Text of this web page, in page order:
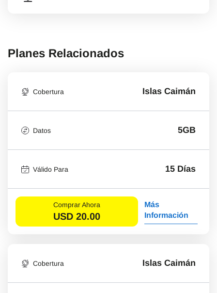
Planes Relacionados
Cobertura Islas Caimán
Datos 5GB
Válido Para 15 Días
Comprar Ahora
USD 20.00
Más
Información
Cobertura Islas Caimán